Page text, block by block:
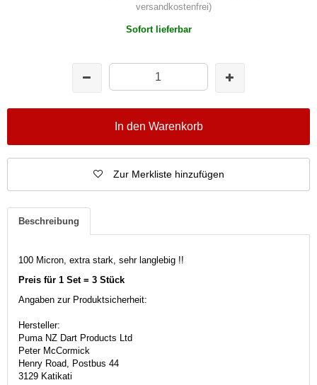
versandkostenfrei)
Sofort lieferbar
In den Warenkorb
Zur Merkliste hinzufügen
Beschreibung
100 Micron, extra stark, sehr langlebig !!
Preis für 1 Set = 3 Stück
Angaben zur Produktsicherheit:
Hersteller:
Puma NZ Dart Products Ltd
Peter McCormick
Henry Road, Postbus 44
3129 Katikati